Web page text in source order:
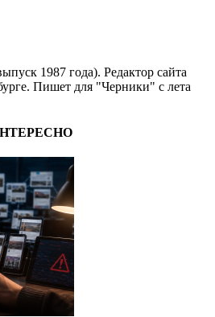
1987 года). Редактор сайта
Пишет для "Черники" с лета